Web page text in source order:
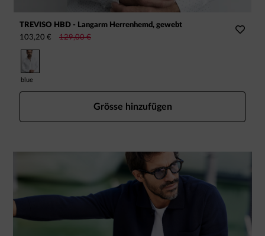
TREVISO HBD - Langarm Herrenhemd, gewebt
103,20 €
129,00 €
blue
Grösse hinzufügen